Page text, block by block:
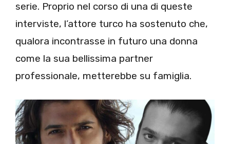
serie. Proprio nel corso di una di queste
interviste, l’attore turco ha sostenuto che,
qualora incontrasse in futuro una donna
come la sua bellissima partner
professionale, metterebbe su famiglia.